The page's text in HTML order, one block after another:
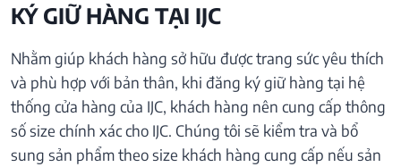
KÝ GIỮ HÀNG TẠI IJC
Nhằm giúp khách hàng sở hữu được trang sức yêu thích
và phù hợp với bản thân, khi đăng ký giữ hàng tại hệ
thống cửa hàng của IJC, khách hàng nên cung cấp thông
số size chính xác cho IJC. Chúng tôi sẽ kiểm tra và bổ
sung sản phẩm theo size khách hàng cung cấp nếu sản